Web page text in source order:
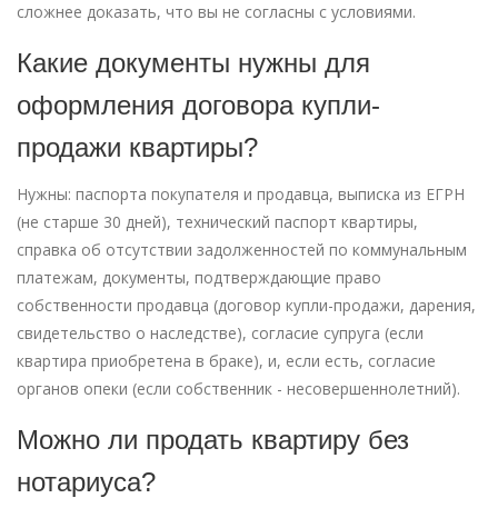
сложнее доказать, что вы не согласны с условиями.
Какие документы нужны для
оформления договора купли-
продажи квартиры?
Нужны: паспорта покупателя и продавца, выписка из ЕГРН
(не старше 30 дней), технический паспорт квартиры,
справка об отсутствии задолженностей по коммунальным
платежам, документы, подтверждающие право
собственности продавца (договор купли-продажи, дарения,
свидетельство о наследстве), согласие супруга (если
квартира приобретена в браке), и, если есть, согласие
органов опеки (если собственник - несовершеннолетний).
Можно ли продать квартиру без
нотариуса?